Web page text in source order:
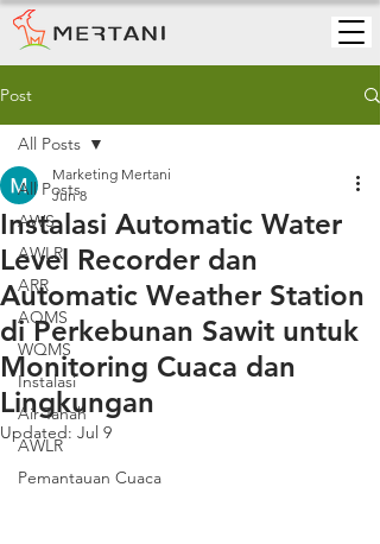
Post
All Posts
AWS
AWLR
ARR
AQMS
WQMS
Instalasi
Air Tanah
AWLR
Pemantauan Cuaca
All Posts
Instalasi Automatic Water
Level Recorder dan
Automatic Weather Station
di Perkebunan Sawit untuk
Monitoring Cuaca dan
Lingkungan
Marketing Mertani
Jun 8
Updated: Jul 9